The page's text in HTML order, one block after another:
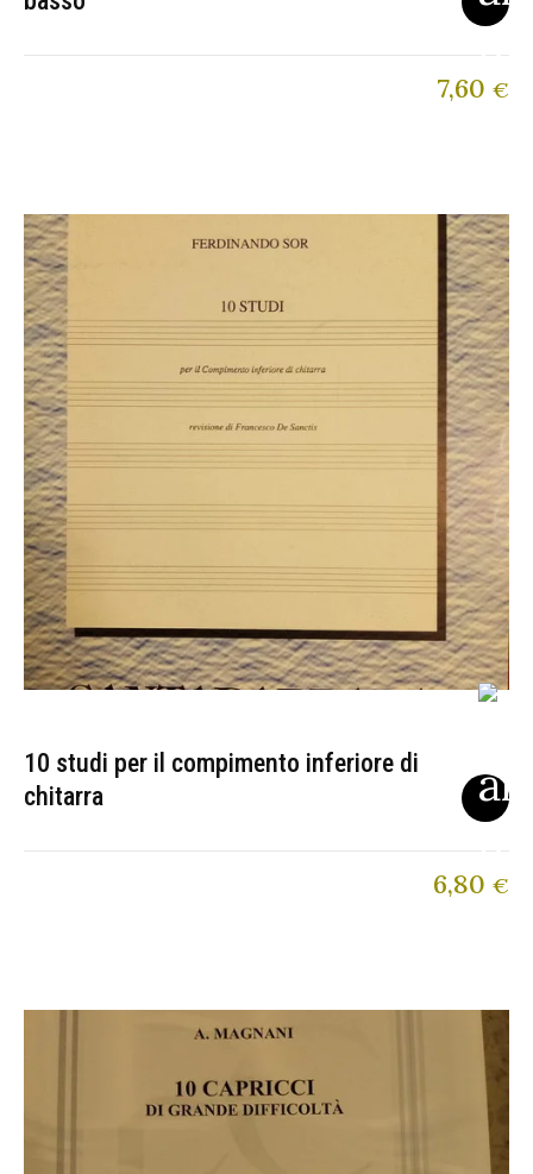
7,60 €
10 studi per il compimento inferiore di
chitarra
6,80 €